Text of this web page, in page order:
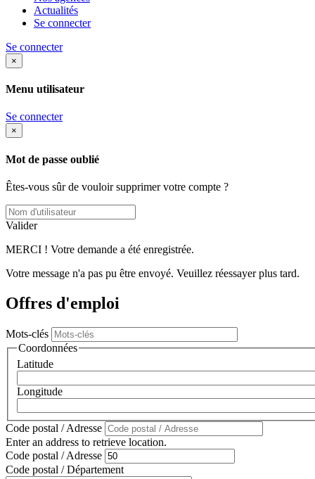
Actualités
Se connecter
Se connecter
×
Menu utilisateur
Se connecter
×
Mot de passe oublié
Êtes-vous sûr de vouloir supprimer votre compte ?
Valider
MERCI ! Votre demande a été enregistrée.
Votre message n'a pas pu être envoyé. Veuillez réessayer plus tard.
Offres d'emploi
Mots-clés
Coordonnées
Latitude
Longitude
Code postal / Adresse
Enter an address to retrieve location.
Code postal / Adresse
Code postal / Département